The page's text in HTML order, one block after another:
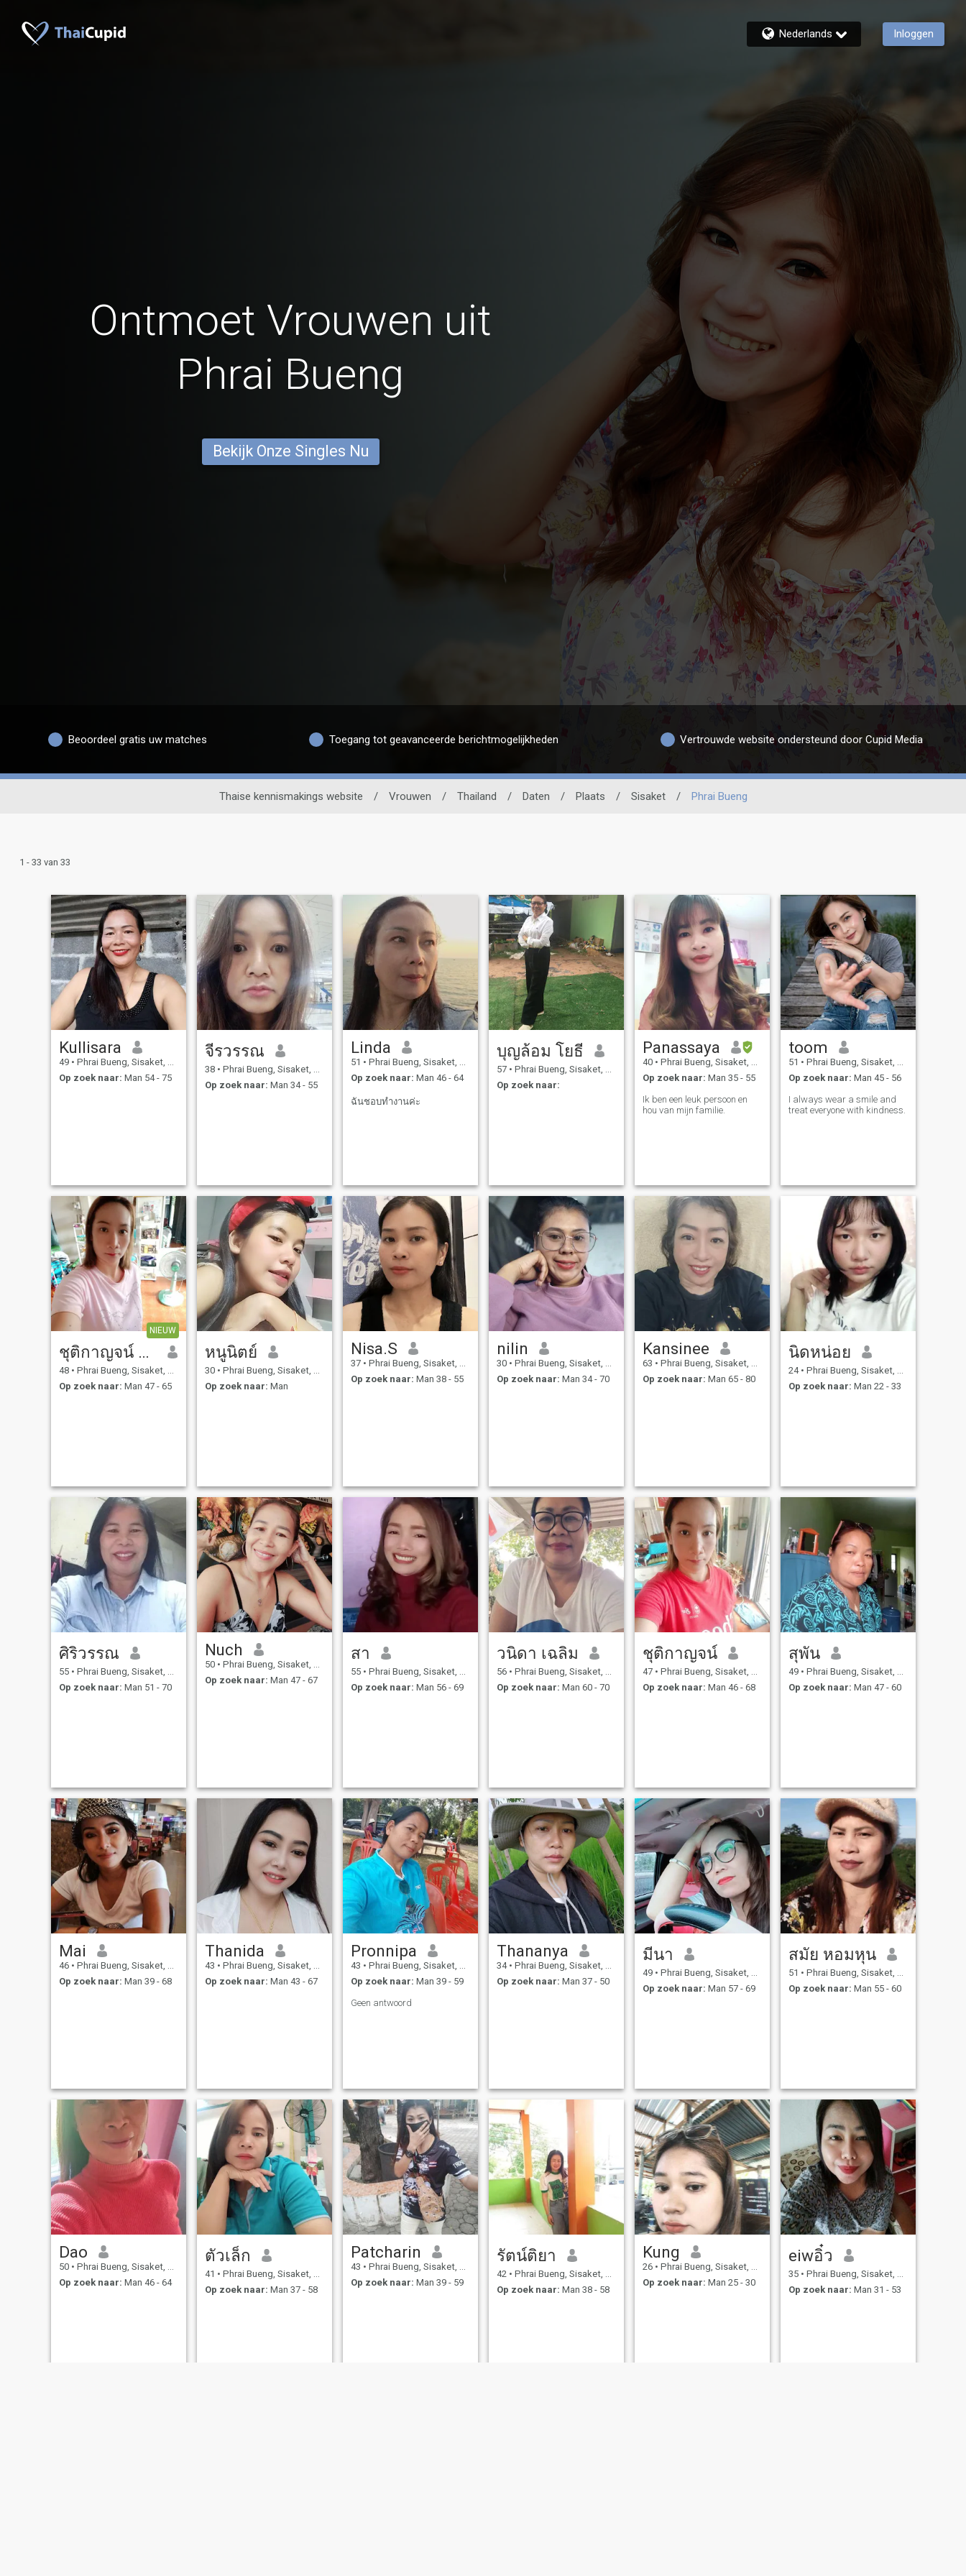
Nederlands Inloggen
Ontmoet Vrouwen uit
Phrai Bueng
Bekijk Onze Singles Nu
Beoordeel gratis uw matches Toegang tot geavanceerde berichtmogelijkheden Vertrouwde website ondersteund door Cupid Media
Thaise kennismakings website / Vrouwen / Thailand / Daten / Plaats / Sisaket / Phrai Bueng
1 - 33 van 33
Kullisara
49 • Phrai Bueng, Sisaket, Thailand
Op zoek naar: Man 54 - 75
จีรวรรณ
38 • Phrai Bueng, Sisaket, Thailand
Op zoek naar: Man 34 - 55
Linda
51 • Phrai Bueng, Sisaket, Thailand
Op zoek naar: Man 46 - 64
ฉันชอบทำงานค่ะ
บุญล้อม โยธี
57 • Phrai Bueng, Sisaket, Thailand
Op zoek naar:
Panassaya
40 • Phrai Bueng, Sisaket, Thailand
Op zoek naar: Man 35 - 55
Ik ben een leuk persoon en
hou van mijn familie.
toom
51 • Phrai Bueng, Sisaket, Thailand
Op zoek naar: Man 45 - 56
I always wear a smile and
treat everyone with kindness.
NIEUW
ชุติกาญจน์ น้ำแก้ววรานันท์
48 • Phrai Bueng, Sisaket, Thailand
Op zoek naar: Man 47 - 65
หนูนิตย์
30 • Phrai Bueng, Sisaket, Thailand
Op zoek naar: Man
Nisa.S
37 • Phrai Bueng, Sisaket, Thailand
Op zoek naar: Man 38 - 55
nilin
30 • Phrai Bueng, Sisaket, Thailand
Op zoek naar: Man 34 - 70
Kansinee
63 • Phrai Bueng, Sisaket, Thailand
Op zoek naar: Man 65 - 80
นิดหน่อย
24 • Phrai Bueng, Sisaket, Thailand
Op zoek naar: Man 22 - 33
ศิริวรรณ
55 • Phrai Bueng, Sisaket, Thailand
Op zoek naar: Man 51 - 70
Nuch
50 • Phrai Bueng, Sisaket, Thailand
Op zoek naar: Man 47 - 67
สา
55 • Phrai Bueng, Sisaket, Thailand
Op zoek naar: Man 56 - 69
วนิดา เฉลิม
56 • Phrai Bueng, Sisaket, Thailand
Op zoek naar: Man 60 - 70
ชุติกาญจน์
47 • Phrai Bueng, Sisaket, Thailand
Op zoek naar: Man 46 - 68
สุพัน
49 • Phrai Bueng, Sisaket, Thailand
Op zoek naar: Man 47 - 60
Mai
46 • Phrai Bueng, Sisaket, Thailand
Op zoek naar: Man 39 - 68
Thanida
43 • Phrai Bueng, Sisaket, Thailand
Op zoek naar: Man 43 - 67
Pronnipa
43 • Phrai Bueng, Sisaket, Thailand
Op zoek naar: Man 39 - 59
Geen antwoord
Thananya
34 • Phrai Bueng, Sisaket, Thailand
Op zoek naar: Man 37 - 50
มีนา
49 • Phrai Bueng, Sisaket, Thailand
Op zoek naar: Man 57 - 69
สมัย หอมหุน
51 • Phrai Bueng, Sisaket, Thailand
Op zoek naar: Man 55 - 60
Dao
50 • Phrai Bueng, Sisaket, Thailand
Op zoek naar: Man 46 - 64
ตัวเล็ก
41 • Phrai Bueng, Sisaket, Thailand
Op zoek naar: Man 37 - 58
Patcharin
43 • Phrai Bueng, Sisaket, Thailand
Op zoek naar: Man 39 - 59
รัตน์ติยา
42 • Phrai Bueng, Sisaket, Thailand
Op zoek naar: Man 38 - 58
Kung
26 • Phrai Bueng, Sisaket, Thailand
Op zoek naar: Man 25 - 30
eiwอิ๋ว
35 • Phrai Bueng, Sisaket, Thailand
Op zoek naar: Man 31 - 53